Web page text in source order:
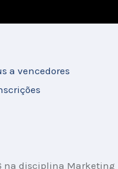
a vencedores
na disciplina Marketing